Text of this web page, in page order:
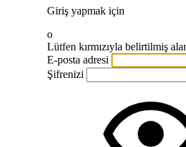
Giriş yapmak için
o
Lütfen kırmızıyla belirtilmiş
E-posta adresi
Şifrenizi